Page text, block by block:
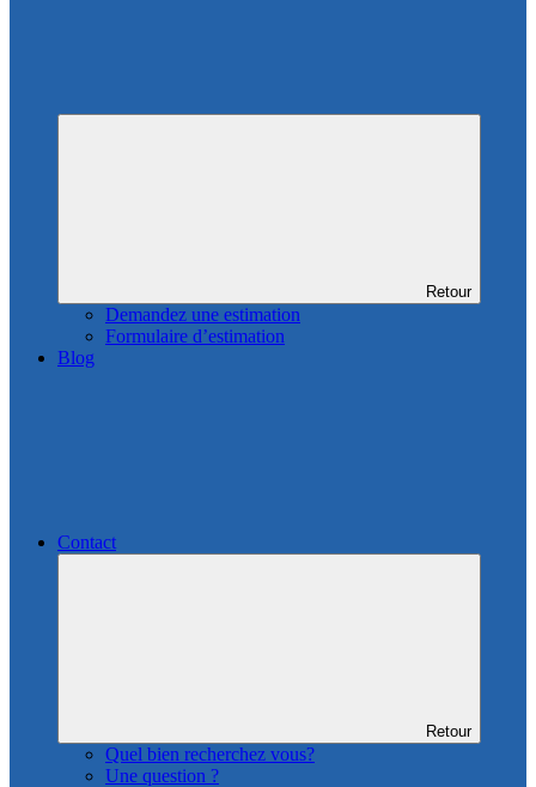
Retour
Demandez une estimation
Formulaire d’estimation
Blog
Contact
Retour
Quel bien recherchez vous?
Une question ?